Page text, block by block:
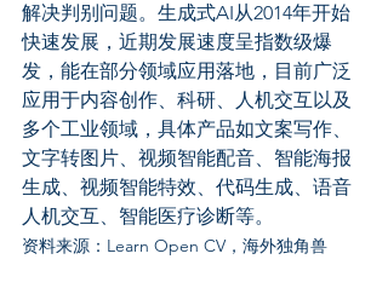
解决判别问题。生成式AI从2014年开始
快速发展，近期发展速度呈指数级爆
发，能在部分领域应用落地，目前广泛
应用于内容创作、科研、人机交互以及
多个工业领域，具体产品如文案写作、
文字转图片、视频智能配音、智能海报
生成、视频智能特效、代码生成、语音
人机交互、智能医疗诊断等。
资料来源：Learn Open CV，海外独角兽